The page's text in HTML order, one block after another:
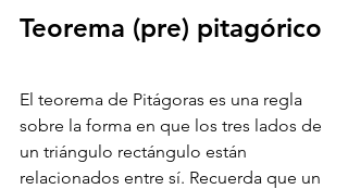
Teorema (pre) pitagórico
El teorema de Pitágoras es una regla
sobre la forma en que los tres lados de
un triángulo rectángulo están
relacionados entre sí. Recuerda que un